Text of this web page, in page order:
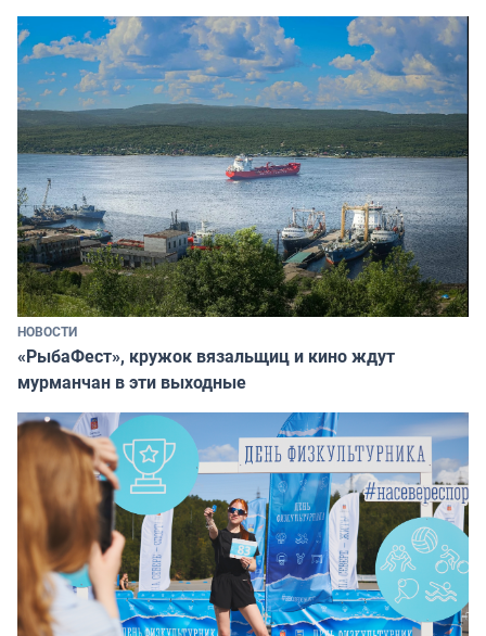
НОВОСТИ
«РыбаФест», кружок вязальщиц и кино ждут
мурманчан в эти выходные